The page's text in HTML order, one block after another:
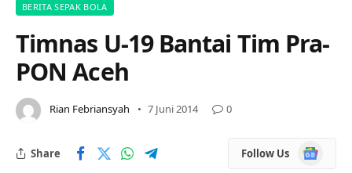
BERITA SEPAK BOLA
Timnas U-19 Bantai Tim Pra-
PON Aceh
Rian Febriansyah 7 Juni 2014 0
Share Follow Us
Google
News